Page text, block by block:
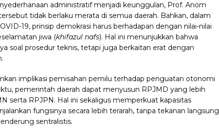
administratif menjadi keunggulan, Prof. Anom
tidak berlaku merata di semua daerah. Bahkan, dalam
19, prinsip demokrasi harus berhadapan dengan nilai-nilai
jiwa (khifazul nafs). Hal ini menunjukkan bahwa
soal prosedur teknis, tetapi juga berkaitan erat dengan
implikasi pemisahan pemilu terhadap penguatan otonomi
pemerintah daerah dapat menyusun RPJMD yang lebih
serta RPJPN. Hal ini sekaligus memperkuat kapasitas
fungsinya secara lebih terarah, tanpa tekanan langsung
sentralistis.